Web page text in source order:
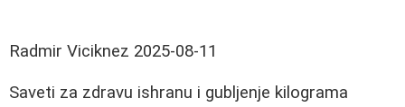
Radmir Viciknez 2025-08-11
Saveti za zdravu ishranu i gubljenje kilograma